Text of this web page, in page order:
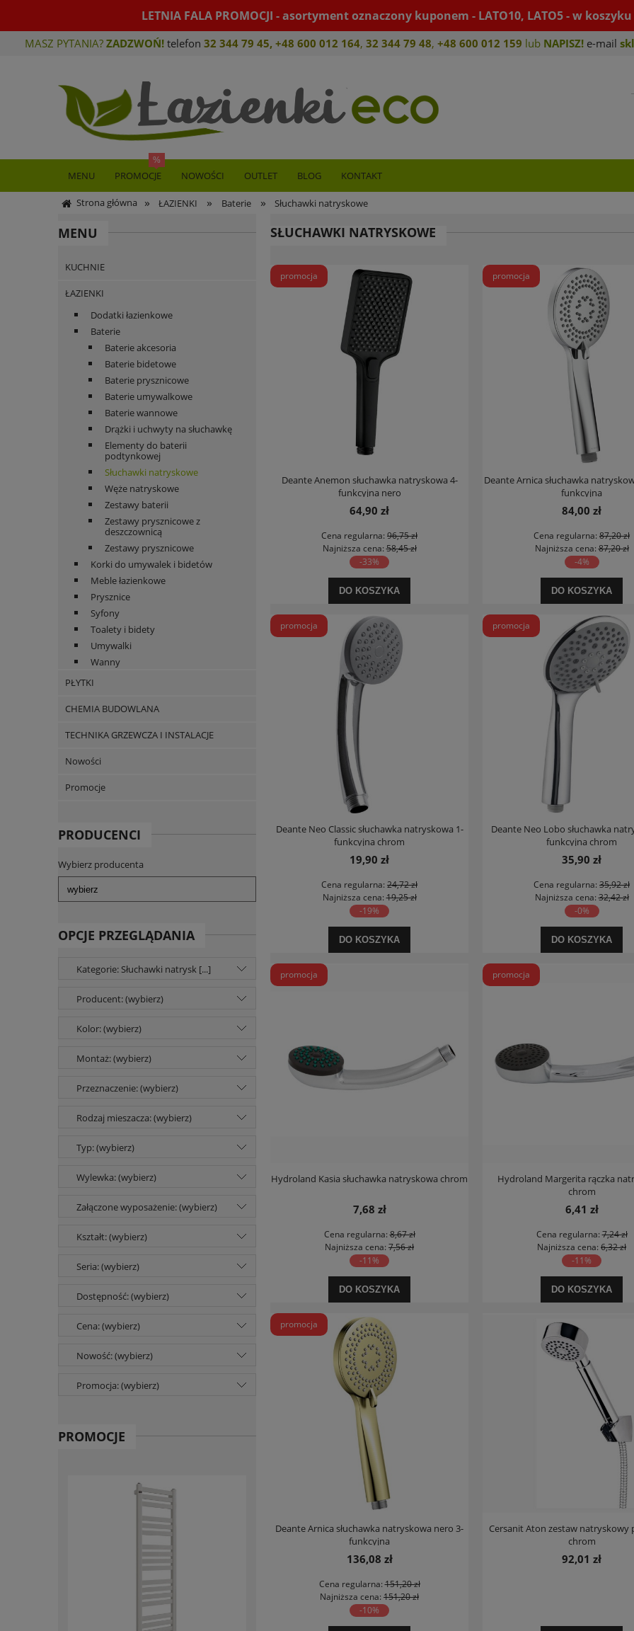
LETNIA FALA PROMOCJI - asortyment oznaczony kuponem - LATO10, LATO5 - w
MASZ PYTANIA? ZADZWOŃ! telefon 32 344 79 45, +48 600 012 164, 32 344 79 48, +48 600 012 159 lub NAPISZ! e-mail
MENU PROMOCJE NOWOŚCI OUTLET BLOG KONTAKT
Strona główna » ŁAZIENKI » Baterie » Słuchawki natryskowe
MENU
KUCHNIE
ŁAZIENKI
Dodatki łazienkowe
Baterie
Baterie akcesoria
Baterie bidetowe
Baterie prysznicowe
Baterie umywalkowe
Baterie wannowe
Drążki i uchwyty na słuchawkę
Elementy do baterii
podtynkowej
Słuchawki natryskowe
Węże natryskowe
Zestawy baterii
Zestawy prysznicowe z
deszczownicą
Zestawy prysznicowe
Korki do umywalek i bidetów
Meble łazienkowe
Prysznice
Syfony
Toalety i bidety
Umywalki
Wanny
PŁYTKI
CHEMIA BUDOWLANA
TECHNIKA GRZEWCZA I INSTALACJE
Nowości
Promocje
PRODUCENCI
Wybierz producenta
OPCJE PRZEGLĄDANIA
Kategorie: Słuchawki natrysk [...]
Producent: (wybierz)
Kolor: (wybierz)
Montaż: (wybierz)
Przeznaczenie: (wybierz)
Rodzaj mieszacza: (wybierz)
Typ: (wybierz)
Wylewka: (wybierz)
Załączone wyposażenie: (wybierz)
Kształt: (wybierz)
Seria: (wybierz)
Dostępność: (wybierz)
Cena: (wybierz)
Nowość: (wybierz)
Promocja: (wybierz)
PROMOCJE
SŁUCHAWKI NATRYSKOWE
Deante Anemon słuchawka natryskowa 4-
funkcyjna nero
64,90 zł
Cena regularna: 96,75 zł
Najniższa cena:58,45 zł
-33%
DO KOSZYKA
promocja
Deante Arnica słuchawka
funkcyjna
84,00 zł
Cena regularna: 87,20 zł
Najniższa cena:87,20 zł
-4%
DO KOSZYKA
promocja
Deante Neo Classic słuchawka natryskowa 1-
funkcyjna chrom
19,90 zł
Cena regularna: 24,72 zł
Najniższa cena:19,25 zł
-19%
DO KOSZYKA
promocja
Deante Neo Lobo słuchawka
funkcyjna chrom
35,90 zł
Cena regularna: 35,92 zł
Najniższa cena:32,42 zł
-0%
DO KOSZYKA
promocja
Hydroland Kasia słuchawka natryskowa chrom
7,68 zł
Cena regularna:8,67 zł
Najniższa cena: 7,56 zł
-11%
DO KOSZYKA
promocja
Hydroland Margerita rączka
chrom
6,41 zł
Cena regularna:7,24 zł
Najniższa cena: 6,32 zł
-11%
DO KOSZYKA
promocja
Deante Arnica słuchawka natryskowa nero 3-
funkcyjna
136,08 zł
Cena regularna:151,20 zł
Najniższa cena: 151,20 zł
-10%
promocja
Cersanit Aton zestaw
chrom
92,01 zł